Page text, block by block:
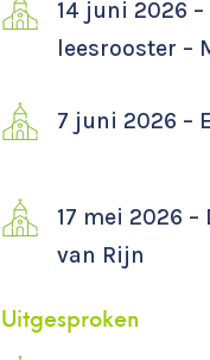
14 juni 2026
leesrooster –
7 juni 2026 –
17 mei 2026
van Rijn
Uitgesproken